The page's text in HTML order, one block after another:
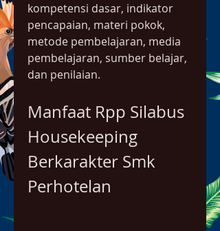
kompetensi dasar, indikator
pencapaian, materi pokok,
metode pembelajaran, media
pembelajaran, sumber belajar,
dan penilaian.
Manfaat Rpp Silabus
Housekeeping
Berkarakter Smk
Perhotelan